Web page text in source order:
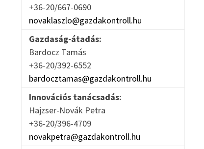
+36-20/667-0690
novaklaszlo@gazdakontroll.hu
Gazdaság-átadás:
Bardocz Tamás
+36-20/392-6552
bardocztamas@gazdakontroll.hu
Innovációs tanácsadás:
Hajzser-Novák Petra
+36-20/396-4709
novakpetra@gazdakontroll.hu